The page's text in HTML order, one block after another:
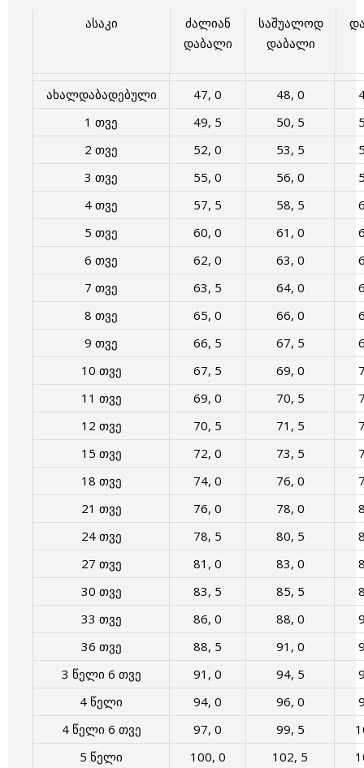
ასაკი
ძალიან
დაბალი
საშუალოდ
დაბალი
ახალდაბადებული 47, 0 48, 0
1 თვე
49, 5 50, 5
2 თვე
52, 0 53, 5
3 თვე
55, 0 56, 0
4 თვე
57, 5 58, 5
5 თვე
60, 0 61, 0
6 თვე
62, 0 63, 0
7 თვე
63, 5 64, 0
8 თვე
65, 0 66, 0
9 თვე
66, 5 67, 5
10 თვე
67, 5 69, 0
11 თვე
69, 0 70, 5
12 თვე
70, 5 71, 5
15 თვე
72, 0 73, 5
18 თვე
74, 0 76, 0
21 თვე
76, 0 78, 0
24 თვე
78, 5 80, 5
27 თვე
81, 0 83, 0
30 თვე
83, 5 85, 5
33 თვე
86, 0 88, 0
36 თვე
88, 5 91, 0
3 წელი 6 თვე
91, 0 94, 5
4 წელი
94, 0 96, 0
4 წელი 6 თვე
97, 0 99, 5
5 წელი
100, 0 102, 5